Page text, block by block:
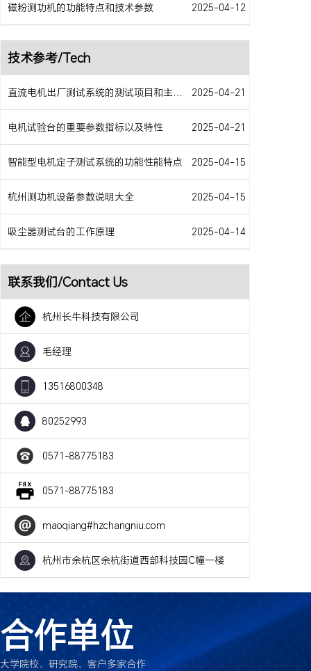
磁粉测功机的功能特点和技术参数 2025-04-12
技术参考/Tech
直流电机出厂测试系统的测试项目和主要特点 2025-04-21
电机试验台的重要参数指标以及特性 2025-04-21
智能型电机定子测试系统的功能性能特点 2025-04-15
杭州测功机设备参数说明大全 2025-04-15
吸尘器测试台的工作原理 2025-04-14
联系我们/Contact Us
杭州长牛科技有限公司
毛经理
13516800348
80252993
0571-88775183
0571-88775183
maoqiang#hzchangniu.com
杭州市余杭区余杭街道西部科技园C幢一楼
合作单位
大学院校、研究院、客户多家合作